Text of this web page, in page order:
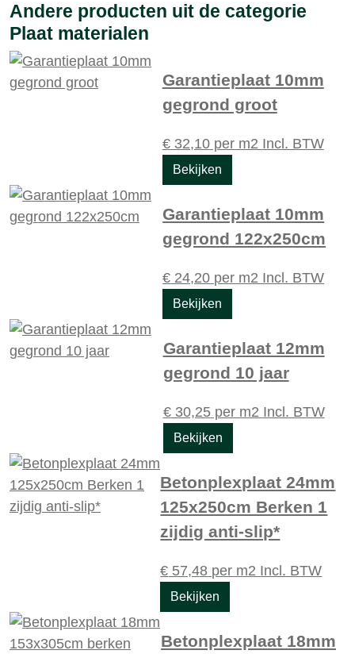
Andere producten uit de categorie
Plaat materialen
Garantieplaat 10mm
gegrond groot
€32,10per m2 Incl. BTW
Bekijken
Garantieplaat 10mm
gegrond 122x250cm
€ 24,20 per m2 Incl. BTW
Bekijken
Garantieplaat 12mm
gegrond 10 jaar
€30,25per m2 Incl. BTW
Bekijken
Betonplexplaat 24mm
125x250cm Berken 1
zijdig anti-slip*
€ 57,48 per m2 Incl. BTW
Bekijken
Betonplexplaat 18mm